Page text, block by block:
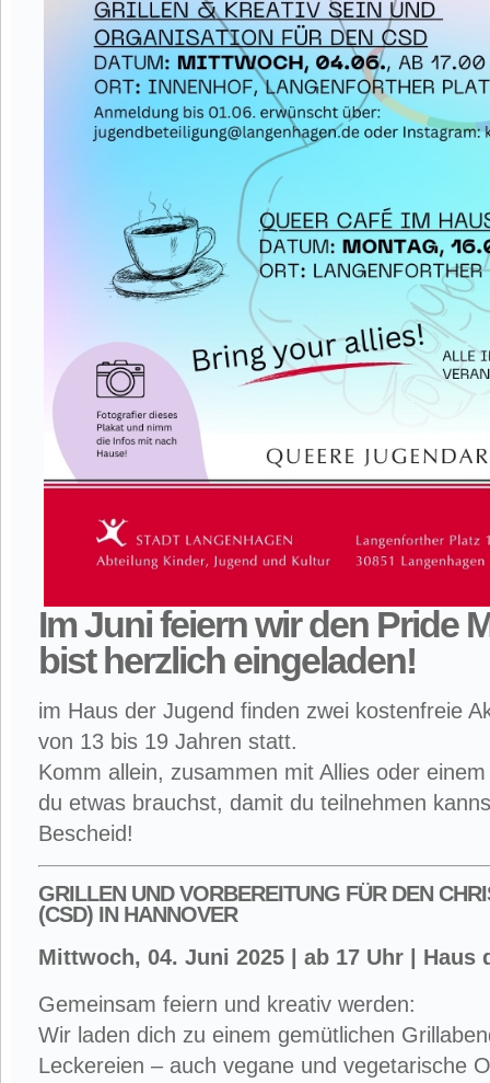
Im Juni feiern wir den Pride
bist herzlich eingeladen!
im Haus der Jugend finden zwei kostenfreie
von 13 bis 19 Jahren statt.
Komm allein, zusammen mit Allies oder
du etwas brauchst, damit du teilnehmen
Bescheid!
GRILLEN UND VORBEREITUNG FÜR DEN
(CSD) IN HANNOVER
Mittwoch, 04. Juni 2025 | ab 17 Uhr | Haus
Gemeinsam feiern und kreativ werden:
Wir laden dich zu einem gemütlichen
Leckereien – auch vegane und vegetarische